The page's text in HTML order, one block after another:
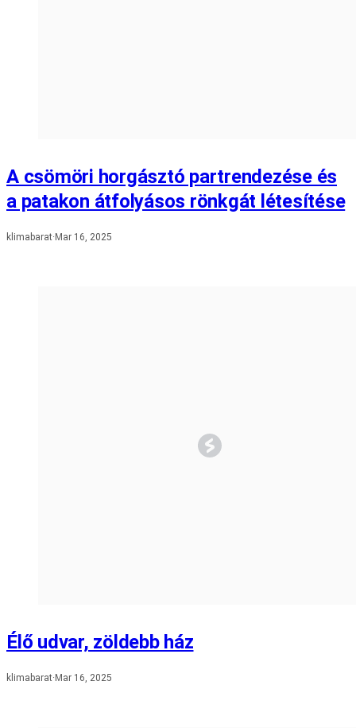
A csömöri horgásztó partrendezése és
a patakon átfolyásos rönkgát létesítése
klimabarat· Mar 16, 2025
Élő udvar, zöldebb ház
klimabarat· Mar 16, 2025